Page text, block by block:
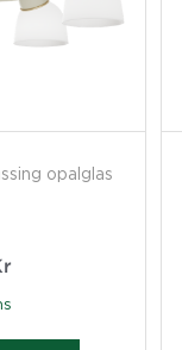
opalglas